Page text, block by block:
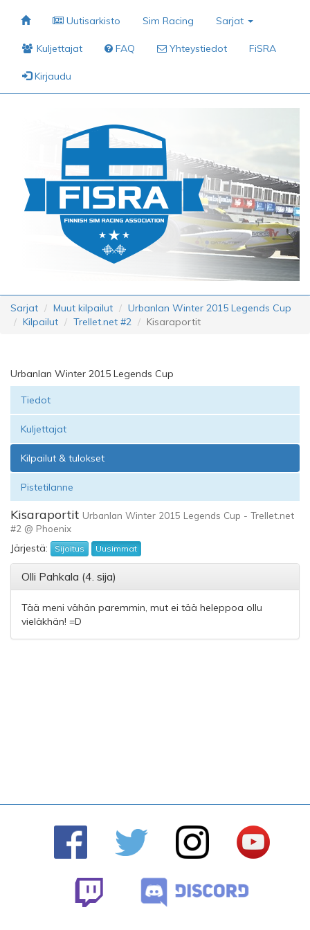
Uutisarkisto Sim Racing Sarjat
Kuljettajat FAQ Yhteystiedot FiSRA
Kirjaudu
Sarjat Muut kilpailut
Urbanlan Winter 2015 Legends Cup
Kilpailut
Trellet.net #2 Kisaraportit
Urbanlan Winter 2015 Legends Cup
Tiedot
Kuljettajat
Kilpailut & tulokset
Pistetilanne
Kisaraportit Urbanlan Winter 2015 Legends Cup - Trellet.net
#2 @ Phoenix
Järjestä: Sijoitus Uusimmat
Olli Pahkala (4. sija)
Tää meni vähän paremmin, mut ei tää heleppoa ollu
vieläkhän! =D